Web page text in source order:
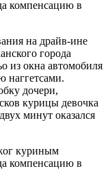
на драйв-ине
города
из окна автомобиля
наггетсами.
дочери,
курицы девочка
минут оказался